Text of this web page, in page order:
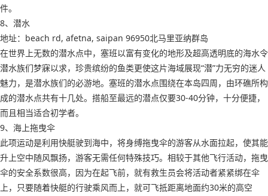
件。
8、潜水
地址：beach rd, afetna, saipan 96950北马里亚纳群岛
在世界上无数的潜水点中，塞班以富有变化的地形及超高透明底的海水令
潜水族们梦寐以求，珍贵缤纷的鱼类更使这片海域展现“潜”力无穷的迷人
魅力，是潜水族们的必游地。塞班的潜水点围绕在本岛四周，由环礁所构
成的潜水点共有十几处。搭船至最远的潜点仅要30-40分钟，十分便捷，
而且相当适合初学者。
9、海上拖曳伞
此项运动是利用快艇驶到海中，将身缚拖曳伞的游客从水面拉起，使其能
升上空中随风飘扬，游客无需任何特殊技巧。相较于其他飞行活动，拖曳
伞的安全系数很高，因为在起飞前，就有救生员会将活动者紧紧绑在伞
上，只要随着快艇的行驶乘风而上，就可飞抵距离地面约30米的高空